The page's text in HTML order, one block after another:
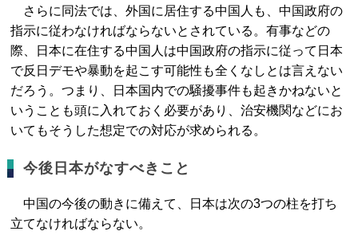
さらに同法では、外国に居住する中国人も、中国政府の
指示に従わなければならないとされている。有事などの
際、日本に在住する中国人は中国政府の指示に従って日本
で反日デモや暴動を起こす可能性も全くなしとは言えない
だろう。つまり、日本国内での騒擾事件も起きかねないと
いうことも頭に入れておく必要があり、治安機関などにお
いてもそうした想定での対応が求められる。
今後日本がなすべきこと
中国の今後の動きに備えて、日本は次の3つの柱を打ち
立てなければならない。